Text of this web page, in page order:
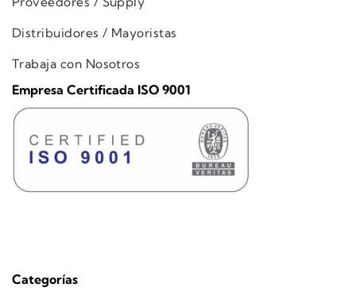
Categorías
Distribuidores / Mayoristas
Trabaja con Nosotros
Empresa Certificada ISO 9001